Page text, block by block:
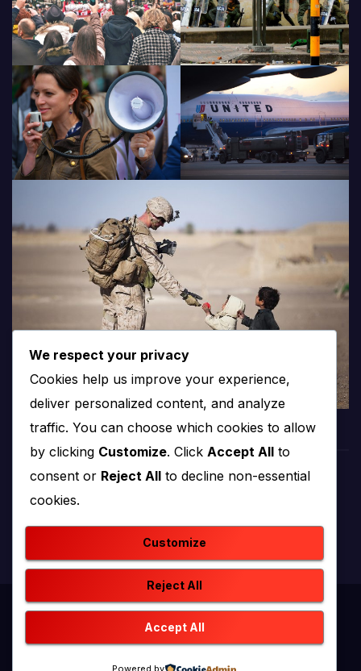
produkcija i emitiranje tv programa
Proudly powered by WordPress|Theme: newstack by
Themeansar
We respect your privacy
Cookies help us improve your experience,
deliver personalized content, and analyze
traffic. You can choose which cookies to allow
by clicking Customize. Click Accept All to
consent or Reject All to decline non-essential
cookies.
Customize
Reject All
Accept All
Powered by